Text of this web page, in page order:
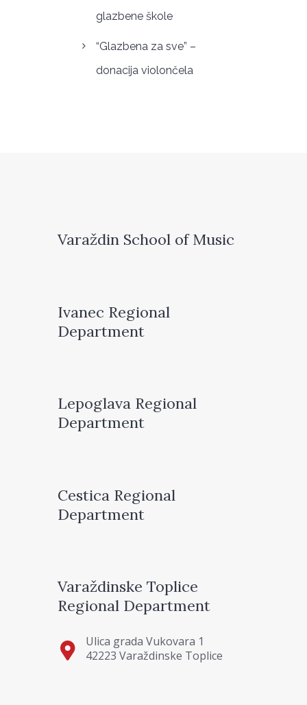
glazbene škole
“Glazbena za sve” –
donacija violončela
Varaždin School of Music
Ivanec Regional
Department
Lepoglava Regional
Department
Cestica Regional
Department
Varaždinske Toplice
Regional Department
Ulica grada Vukovara 1
42223 Varaždinske Toplice